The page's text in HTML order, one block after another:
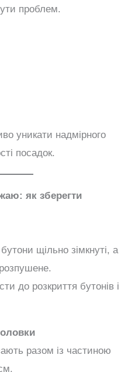
проблем.
уникати надмірного
посадок.
як зберегти
щільно зімкнуті, а
до розкриття бутонів і
разом із частиною